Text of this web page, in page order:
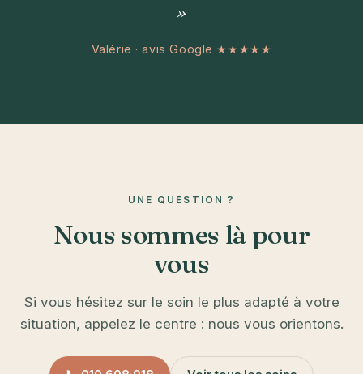
»
Valérie · avis Google ★★★★★
UNE QUESTION ?
Nous sommes là pour
vous
Si vous hésitez sur le soin le plus adapté à votre
situation, appelez le centre : nous vous orientons.